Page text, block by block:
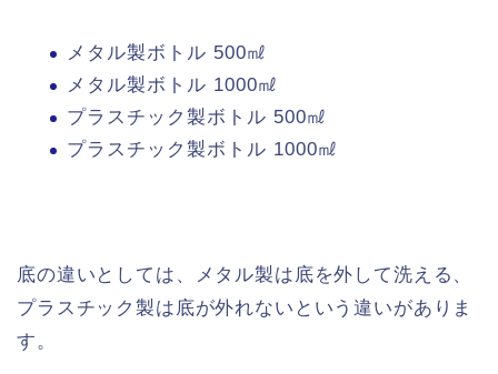
メタル製ボトル 500㎖
メタル製ボトル 1000㎖
プラスチック製ボトル 500㎖
プラスチック製ボトル 1000㎖
底の違いとしては、メタル製は底を外して洗える、
プラスチック製は底が外れないという違いがありま
す。